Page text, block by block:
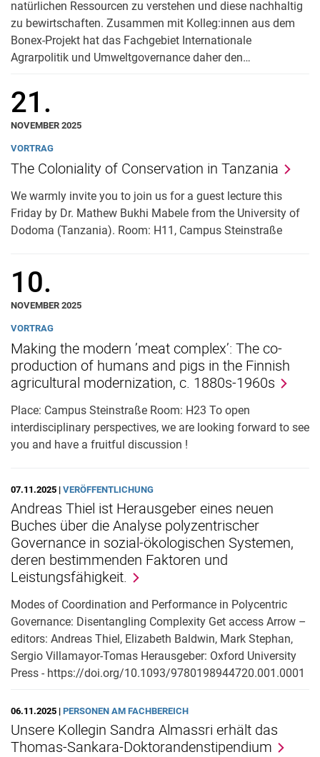
natürlichen Ressourcen zu verstehen und diese nachhaltig
zu bewirtschaften. Zusammen mit Kolleg:innen aus dem
Bonex-Projekt hat das Fachgebiet Internationale
Agrarpolitik und Umweltgovernance daher den…
21.
NOVEMBER 2025
VORTRAG
The Coloniality of Conservation in Tanzania
We warmly invite you to join us for a guest lecture this
Friday by Dr. Mathew Bukhi Mabele from the University of
Dodoma (Tanzania). Room: H11, Campus Steinstraße
10.
NOVEMBER 2025
VORTRAG
Making the modern ’meat complex’: The co-
production of humans and pigs in the Finnish
agricultural modernization, c. 1880s-1960s
Place: Campus Steinstraße Room: H23 To open
interdisciplinary perspectives, we are looking forward to see
you and have a fruitful discussion !
07.11.2025 | VERÖFFENTLICHUNG
Andreas Thiel ist Herausgeber eines neuen
Buches über die Analyse polyzentrischer
Governance in sozial-ökologischen Systemen,
deren bestimmenden Faktoren und
Leistungsfähigkeit.
Modes of Coordination and Performance in Polycentric
Governance: Disentangling Complexity Get access Arrow –
editors: Andreas Thiel, Elizabeth Baldwin, Mark Stephan,
Sergio Villamayor-Tomas Herausgeber: Oxford University
Press - https://doi.org/10.1093/9780198944720.001.0001
06.11.2025 | PERSONEN AM FACHBEREICH
Unsere Kollegin Sandra Almassri erhält das
Thomas-Sankara-Doktorandenstipendium